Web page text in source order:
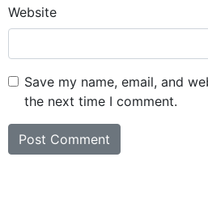
Website
Save my name, email, and
the next time I comment.